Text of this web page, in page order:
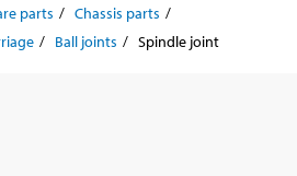
parts
Chassis parts
Ball joints Spindle joint